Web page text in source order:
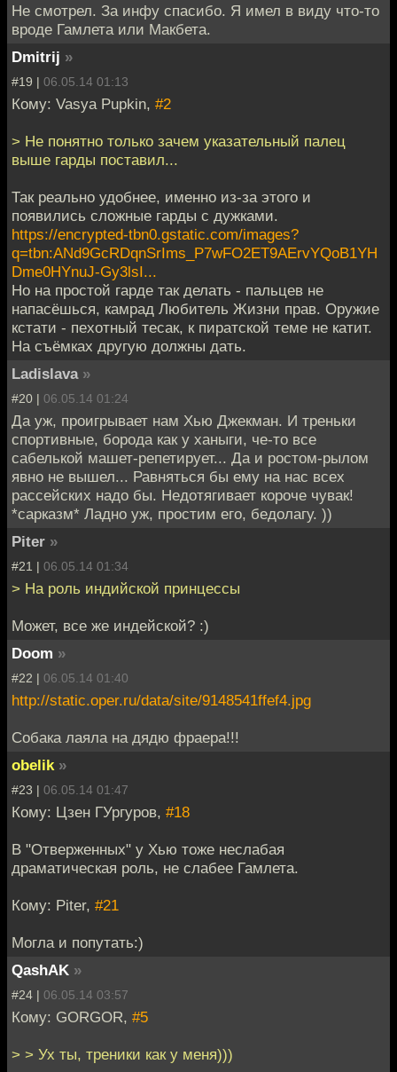
Не смотрел. За инфу спасибо. Я имел в виду что-то
вроде Гамлета или Макбета.
Dmitrij »
#19 | 06.05.14 01:13
Кому: Vasya Pupkin, #2
> Не понятно только зачем указательный палец
выше гарды поставил...
Так реально удобнее, именно из-за этого и
появились сложные гарды с дужками.
https://encrypted-tbn0.gstatic.com/images?
q=tbn:ANd9GcRDqnSrIms_P7wFO2ET9AErvYQoB1YH
Dme0HYnuJ-Gy3lsI...
Но на простой гарде так делать - пальцев не
напасёшься, камрад Любитель Жизни прав. Оружие
кстати - пехотный тесак, к пиратской теме не катит.
На съёмках другую должны дать.
Ladislava »
#20 | 06.05.14 01:24
Да уж, проигрывает нам Хью Джекман. И треньки
спортивные, борода как у ханыги, че-то все
сабелькой машет-репетирует... Да и ростом-рылом
явно не вышел... Равняться бы ему на нас всех
рассейских надо бы. Недотягивает короче чувак!
*сарказм* Ладно уж, простим его, бедолагу. ))
Piter »
#21 | 06.05.14 01:34
> На роль индийской принцессы
Может, все же индейской? :)
Doom »
#22 | 06.05.14 01:40
http://static.oper.ru/data/site/9148541ffef4.jpg
Собака лаяла на дядю фраера!!!
obelik »
#23 | 06.05.14 01:47
Кому: Цзен ГУргуров, #18
В "Отверженных" у Хью тоже неслабая
драматическая роль, не слабее Гамлета.
Кому: Piter, #21
Могла и попутать:)
QashAK »
#24 | 06.05.14 03:57
Кому: GORGOR, #5
> > Ух ты, треники как у меня)))